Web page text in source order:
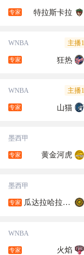
专家 特拉斯卡拉
WNBA 主播1
专家 狂热
WNBA 主播1
专家 山猫
墨西甲
专家 黄金河虎
墨西甲
专家 瓜达拉哈拉大学
WNBA
专家 火焰